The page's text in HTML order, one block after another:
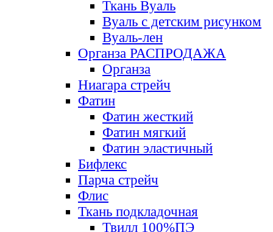
Ткань Вуаль
Вуаль с детским рисунком
Вуаль-лен
Органза РАСПРОДАЖА
Органза
Ниагара стрейч
Фатин
Фатин жесткий
Фатин мягкий
Фатин элаcтичный
Бифлекс
Парча стрейч
Флис
Ткань подкладочная
Твилл 100%ПЭ